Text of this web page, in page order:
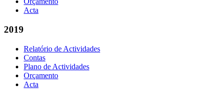
Acta
2019
Relatório de Actividades
Contas
Plano de Actividades
Orçamento
Acta